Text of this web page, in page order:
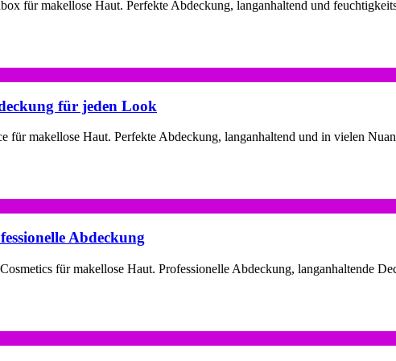
für makellose Haut. Perfekte Abdeckung, langanhaltend und
für jeden Look
für makellose Haut. Perfekte Abdeckung, langanhaltend und in vielen
Abdeckung
für makellose Haut. Professionelle Abdeckung, langanhaltende